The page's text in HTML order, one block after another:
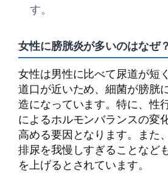
す。
女性に膀胱炎が多いのはなぜ？
女性は男性に比べて尿道が短
道口が近いため、細菌が膀胱
造になっています。特に、性
によるホルモンバランスの変
高める要因となります。また
排尿を我慢しすぎることなど
を上げるとされています。